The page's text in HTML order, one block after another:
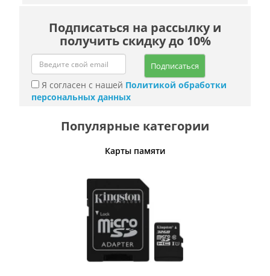
Подписаться на рассылку и
получить скидку до 10%
Подписаться
Я согласен с нашей Политикой обработки
персональных данных
Популярные категории
Карты памяти